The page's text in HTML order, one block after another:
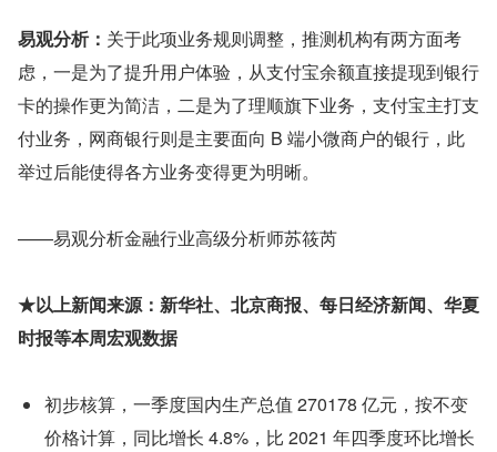
易观分析： 关于此项业务规则调整，推测机构有两方面考
虑，一是为了提升用户体验，从支付宝余额直接提现到银行
卡的操作更为简洁，二是为了理顺旗下业务，支付宝主打支
付业务，网商银行则是主要面向 B 端小微商户的银行，此
举过后能使得各方业务变得更为明晰。
——易观分析金融行业高级分析师苏筱芮
★以上新闻来源：新华社、北京商报、每日经济新闻、华夏
时报等本周宏观数据
初步核算，一季度国内生产总值 270178 亿元，按不变
价格计算，同比增长 4.8%，比 2021 年四季度环比增长